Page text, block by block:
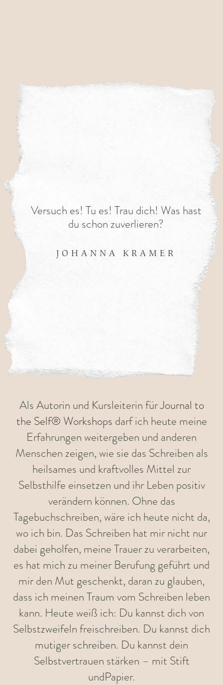
Versuch es! Tu es! Trau dich! Was hast
du schon zuverlieren?
JOHANNA KRAMER
Als Autorin und Kursleiterin fürJournal to
the Self® Workshops darf ich heute meine
Erfahrungen weitergeben und anderen
Menschen zeigen, wie sie das Schreiben als
heilsames und kraftvolles Mittel zur
Selbsthilfe einsetzen und ihr Leben positiv
verändern können. Ohne das
Tagebuchschreiben, wäre ich heute nicht da,
wo ich bin. Das Schreiben hat mir nicht nur
dabei geholfen, meine Trauer zu verarbeiten,
es hat mich zu meiner Berufung geführt und
mir den Mut geschenkt, daran zu glauben,
dass ich meinen Traum vom Schreiben leben
kann. Heute weiß ich: Du kannst dich von
Selbstzweifeln freischreiben. Du kannst dich
mutiger schreiben. Du kannst dein
Selbstvertrauen stärken – mit Stift
undPapier.